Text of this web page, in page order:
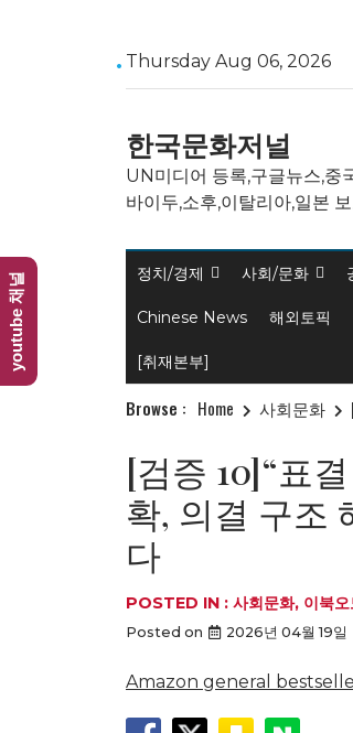
Thursday Aug 06, 2026
한국문화저널
UN미디어 등록,구글뉴스,중
바이두,소후,이탈리아,일본
정치/경제 사회/문화
Chinese News 해외토픽
[취재본부]
Browse : Home 사회문화
[검증 10]“표
확, 의결 구조
다
POSTED IN : 사회문화, 이북오
Posted on 2026년 04월 19일
Amazon general
youtube 채널